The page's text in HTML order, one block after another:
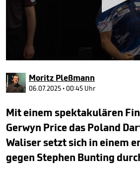
seconds
of
1
minute,
seconds
Moritz Pleßmann
06.07.2025 • 00:45 Uhr
Mit einem spektakulären
Gerwyn Price das Poland
Waliser setzt sich in einem
gegen Stephen Bunting